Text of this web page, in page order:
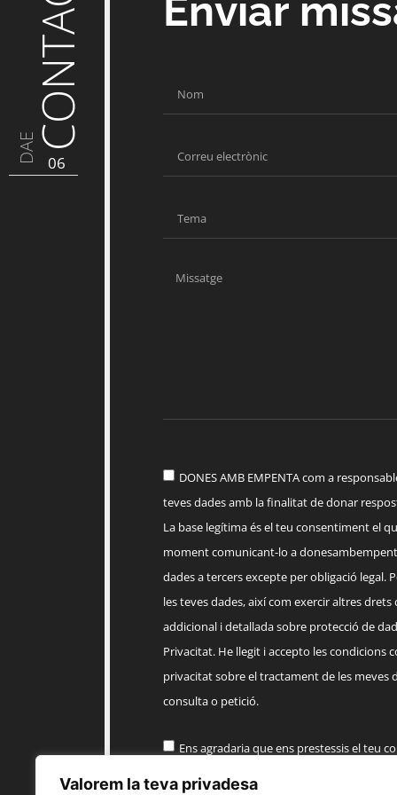
Valorem la teva privadesa
DAE 06
Enviar
DONES AMB EMPENTA com a
teves dades amb la finalitat de donar
La base legítima és el teu consentiment el
moment comunicant-lo a
dades a tercers excepte per obligació legal.
les teves dades, així com exercir altres
addicional i detallada sobre protecció de
Privacitat. He llegit i accepto les condicions
privacitat sobre el tractament de les meves
consulta o petició.
Ens agradaria que ens prestessis el teu
informació comercial sobre els productes,